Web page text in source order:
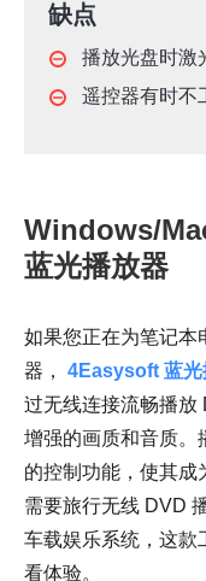
缺点
播放光盘时激
遥控器有时不
Windows/
蓝光播放器
如果您正在为笔记本
器， 4Easysoft 蓝光
过无线连接流畅播放
增强的画质和音质。
的控制功能，使其成
需要旅行无线 DVD
车载娱乐系统，这款
看体验。